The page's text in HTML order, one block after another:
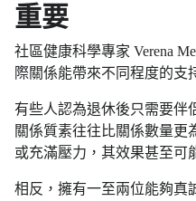
重要
社區健康科學專家 Verena
際關係能帶來不同程度的支
有些人認為退休後只需要伴
關係質素往往比關係數量更
或充滿壓力，其效果甚至可
相反，擁有一至兩位能夠真